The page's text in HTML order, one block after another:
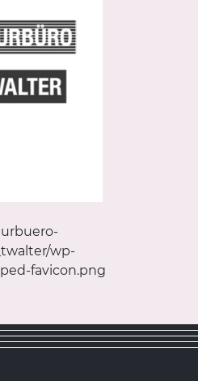
wp-
favicon.png